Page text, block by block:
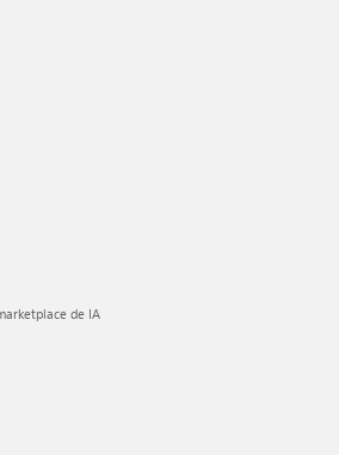
de IA